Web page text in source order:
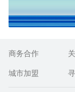
商务合作
城市加盟